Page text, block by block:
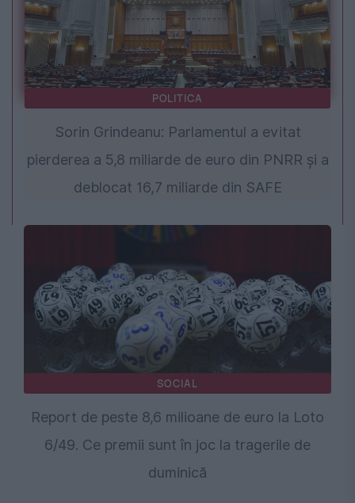
POLITICA
Sorin Grindeanu: Parlamentul a evitat
pierderea a 5,8 miliarde de euro din PNRR și a
deblocat 16,7 miliarde din SAFE
SOCIAL
Report de peste 8,6 milioane de euro la Loto
6/49. Ce premii sunt în joc la tragerile de
duminică